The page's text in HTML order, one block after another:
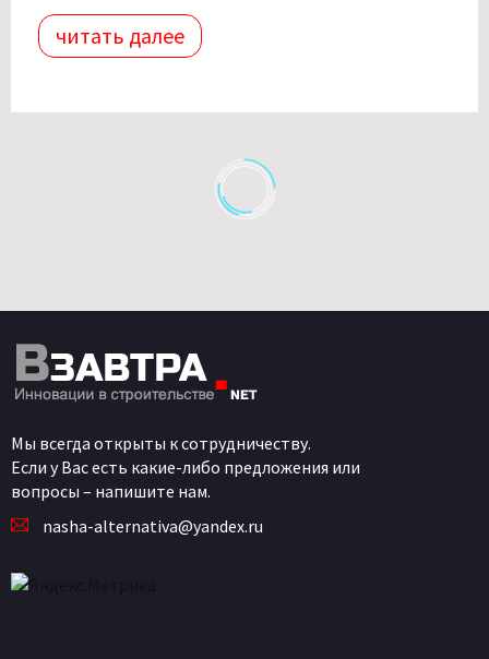
читать далее
Мы всегда открыты к сотрудничеству.
Если у Вас есть какие-либо предложения или
вопросы – напишите нам.
nasha-alternativa@yandex.ru